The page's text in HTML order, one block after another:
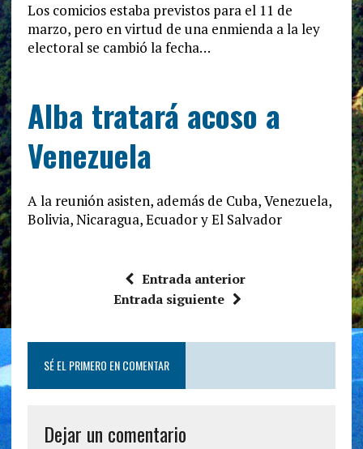
Los comicios estaba previstos para el 11 de
marzo, pero en virtud de una enmienda a la ley
electoral se cambió la fecha…
Alba tratará acoso a
Venezuela
A la reunión asisten, además de Cuba, Venezuela,
Bolivia, Nicaragua, Ecuador y El Salvador
Entrada anterior
Entrada siguiente
SÉ EL PRIMERO EN COMENTAR
Dejar un comentario